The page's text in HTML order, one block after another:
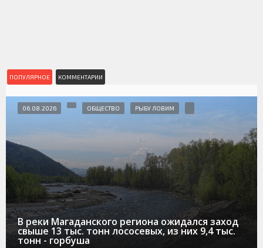
ПОПУЛЯРНОЕ КОММЕНТАРИИ
В реки Магаданского региона ожидался заход
свыше 13 тыс. тонн лососевых, из них 9,4 тыс.
тонн - горбуша
06.08.2026 ОБЩЕСТВО РЫБУ ЛОВИМ